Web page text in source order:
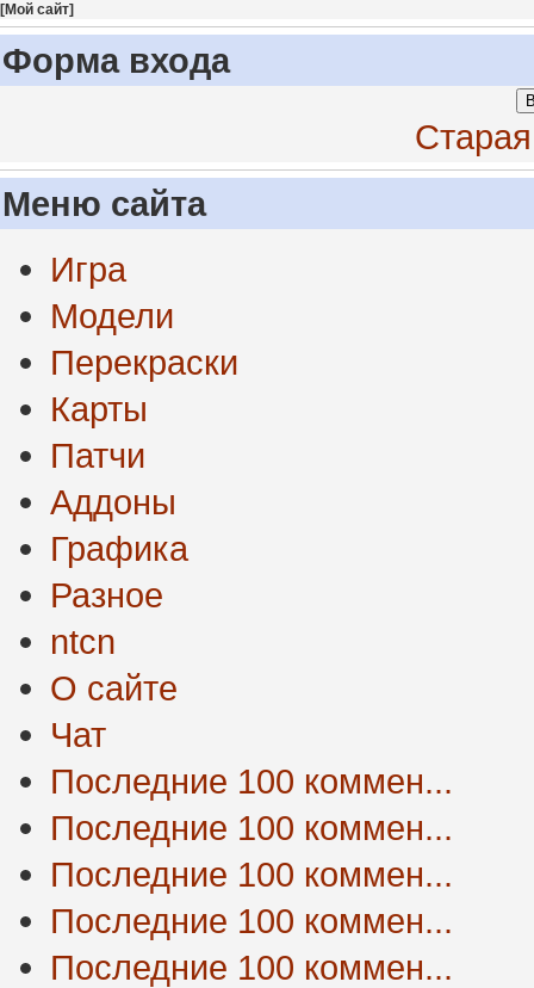
[Мой сайт]
Форма входа
Меню сайта
Игра
Модели
Перекраски
Карты
Патчи
Аддоны
Графика
Разное
ntcn
О сайте
Чат
Последние 100 коммен...
Последние 100 коммен...
Последние 100 коммен...
Последние 100 коммен...
Последние 100 коммен...